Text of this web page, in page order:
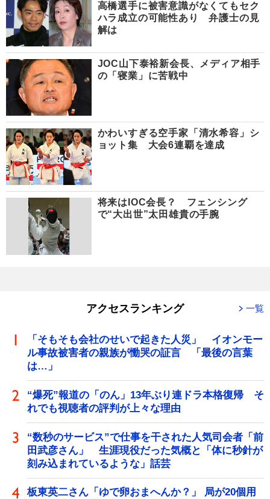
高橋選手に被害意識がなくてもセク
ハラ成立の可能性あり 弁護士の見
解は
JOC山下泰裕新会長、メディア相手
の「寝業」に苦戦中
かわいすぎる空手家「清水希容」シ
ョット集 大会6連覇を達成
将来はIOC会長？ フェンシング
で“大出世”太田雄貴の手腕
アクセスランキング 一覧
「そもそも会社のせいで起きた人災」 イオンモー
ル事故被害者の親族が慟哭の証言 「最後の言葉
は…」
“爆死”報道の「のん」13年ぶり連ドラ本格復帰 そ
れでも視聴者の評判が上々な理由
“数秒のサービス”で仕事を干された人気司会者「前
田武彦さん」 生涯現役だった気概と「体に秒針が
刻み込まれているような」話芸
板東英二さん「ゆで卵おまへんか？」 局が20個用